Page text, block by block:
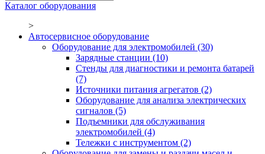
Каталог оборудования
>
Автосервисное оборудование
Оборудование для электромобилей (30)
Зарядные станции (10)
Стенды для диагностики и ремонта батарей
(7)
Источники питания агрегатов (2)
Оборудование для анализа электрических
сигналов (5)
Подъемники для обслуживания
электромобилей (4)
Тележки с инструментом (2)